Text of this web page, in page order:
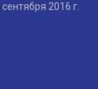
2016 г.